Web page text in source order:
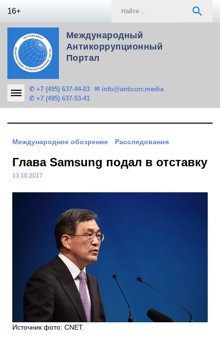
16+ search
Международный
Антикоррупционный
Портал
✆ +7 (495) 637-44-03
✆ +7 (495) 637-53-41
✉ info@anticorr.media
Международное обозрение Расследования
Глава Samsung подал в отставку
13.10.2017
Источник фото: CNET.